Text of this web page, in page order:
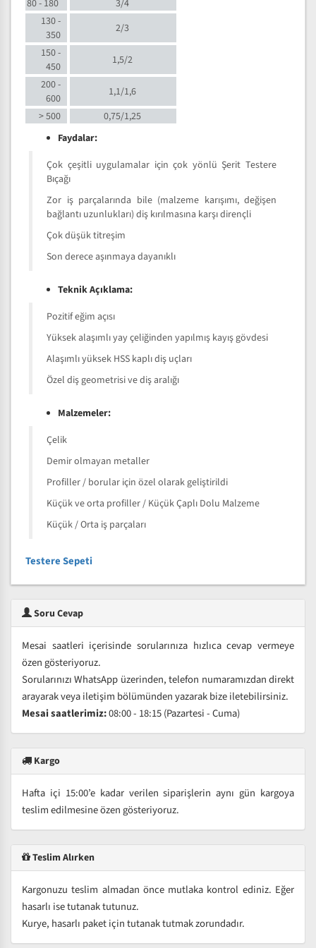
80 - 180
3/4
130 -
350
2/3
150 -
450
1,5/2
200 -
600
1,1/1,6
> 500
0,75/1,25
Faydalar:
Çok çeşitli uygulamalar için çok yönlü Şerit Testere
Bıçağı
Zor iş parçalarında bile (malzeme karışımı, değişen
bağlantı uzunlukları) diş kırılmasına karşı dirençli
Çok düşük titreşim
Son derece aşınmaya dayanıklı
Teknik Açıklama:
Pozitif eğim açısı
Yüksek alaşımlı yay çeliğinden yapılmış kayış gövdesi
Alaşımlı yüksek HSS kaplı diş uçları
Özel diş geometrisi ve diş aralığı
Malzemeler:
Çelik
Demir olmayan metaller
Profiller / borular için özel olarak geliştirildi
Küçük ve orta profiller / Küçük Çaplı Dolu Malzeme
Küçük / Orta iş parçaları
Testere Sepeti
Soru Cevap
Mesai saatleri içerisinde sorularınıza hızlıca cevap vermeye
özen gösteriyoruz.
Sorularınızı WhatsApp üzerinden, telefon numaramızdan direkt
arayarak veya iletişim bölümünden yazarak bize iletebilirsiniz.
Mesai saatlerimiz:08:00 - 18:15 (Pazartesi - Cuma)
Kargo
Hafta içi 15:00’e kadar verilen siparişlerin aynı gün kargoya
teslim edilmesine özen gösteriyoruz.
Teslim Alırken
Kargonuzu teslim almadan önce mutlaka kontrol ediniz. Eğer
hasarlı ise tutanak tutunuz.
Kurye, hasarlı paket için tutanak tutmak zorundadır.